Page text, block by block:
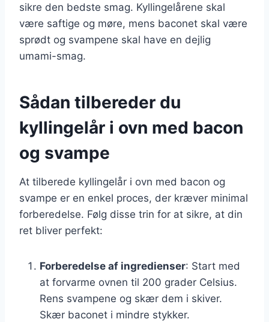
sikre den bedste smag. Kyllingelårene skal
være saftige og møre, mens baconet skal være
sprødt og svampene skal have en dejlig
umami-smag.
Sådan tilbereder du
kyllingelår i ovn med bacon
og svampe
At tilberede kyllingelår i ovn med bacon og
svampe er en enkel proces, der kræver minimal
forberedelse. Følg disse trin for at sikre, at din
ret bliver perfekt:
Forberedelse af ingredienser: Start med
at forvarme ovnen til 200 grader Celsius.
Rens svampene og skær dem i skiver.
Skær baconet i mindre stykker.